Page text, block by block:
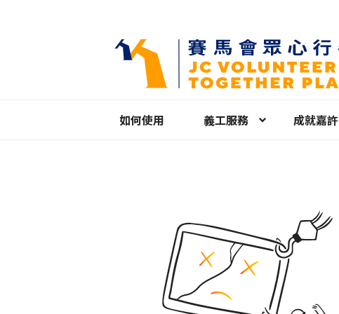
如何使用 義工服務 成就嘉許